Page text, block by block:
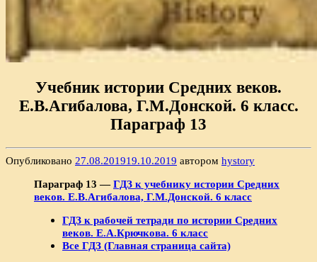
Учебник истории Средних веков.
Е.В.Агибалова, Г.М.Донской. 6 класс.
Параграф 13
Опубликовано 27.08.201919.10.2019 автором hystory
Параграф 13 —ГДЗ к учебнику истории Средних
веков. Е.В.Агибалова, Г.М.Донской. 6 класс
ГДЗ к рабочей тетради по истории Средних
веков. Е.А.Крючкова. 6 класс
Все ГДЗ (Главная страница сайта)